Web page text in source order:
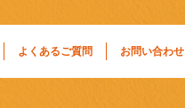
よくあるご質問 お問い合わせ